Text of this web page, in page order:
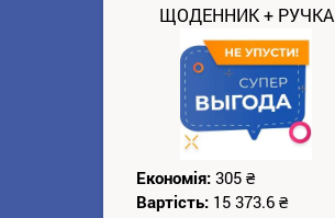
ЩОДЕННИК + РУЧКА
Економія: 305 ₴
Вартість: 15 373.6 ₴